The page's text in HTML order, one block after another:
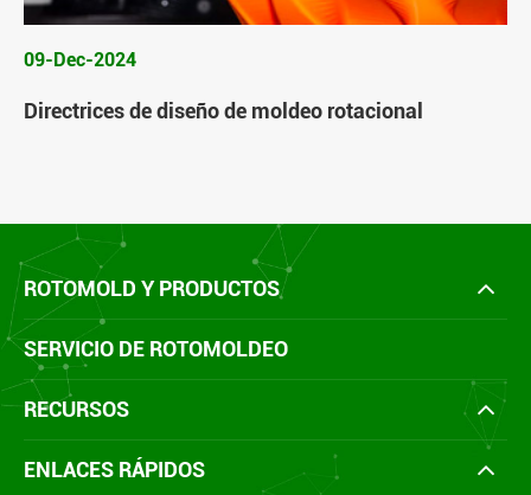
09-Dec-2024
Directrices de diseño de moldeo rotacional
ROTOMOLD Y PRODUCTOS
SERVICIO DE ROTOMOLDEO
RECURSOS
ENLACES RÁPIDOS